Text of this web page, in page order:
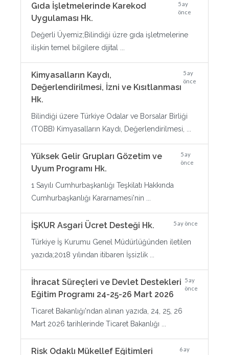
Gıda İşletmelerinde Karekod
Uygulaması Hk.
5 ay
önce
Değerli Üyemiz;Bilindiği üzre gıda işletmelerine
ilişkin temel bilgilere dijital ...
Kimyasalların Kaydı,
Değerlendirilmesi, İzni ve Kısıtlanması
Hk.
5 ay
önce
Bilindiği üzere Türkiye Odalar ve Borsalar Birliği
(TOBB) Kimyasalların Kaydı, Değerlendirilmesi, ...
Yüksek Gelir Grupları Gözetim ve
Uyum Programı Hk.
5 ay
önce
1 Sayılı Cumhurbaşkanlığı Teşkilatı Hakkında
Cumhurbaşkanlığı Kararnamesi'nin ...
İŞKUR Asgari Ücret Desteği Hk. 5 ay önce
Türkiye İş Kurumu Genel Müdürlüğünden iletilen
yazıda;2018 yılından itibaren İşsizlik ...
İhracat Süreçleri ve Devlet Destekleri
Eğitim Programı 24-25-26 Mart 2026
5 ay
önce
Ticaret Bakanlığı'ndan alınan yazıda, 24, 25, 26
Mart 2026 tarihlerinde Ticaret Bakanlığı ...
Risk Odaklı Mükellef Eğitimleri
6 ay